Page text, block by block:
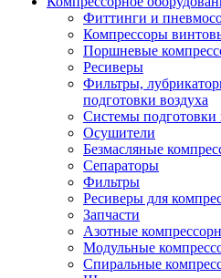
Фиттинги и
Компрессоры
Поршневые
Ресиверы
Фильтры,
подготовки воздуха
Системы подготовки
Осушители
Безмасляные
Сепараторы
Фильтры
Ресиверы для
Запчасти
Азотные
Модульные
Спиральные